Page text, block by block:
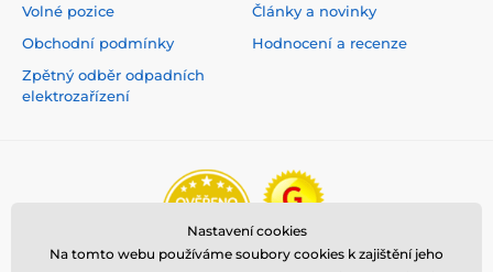
Volné pozice
Obchodní podmínky
Zpětný odběr odpadních
elektrozařízení
Články a novinky
Hodnocení a recenze
Nastavení cookies
Na tomto webu používáme soubory cookies k zajištění jeho